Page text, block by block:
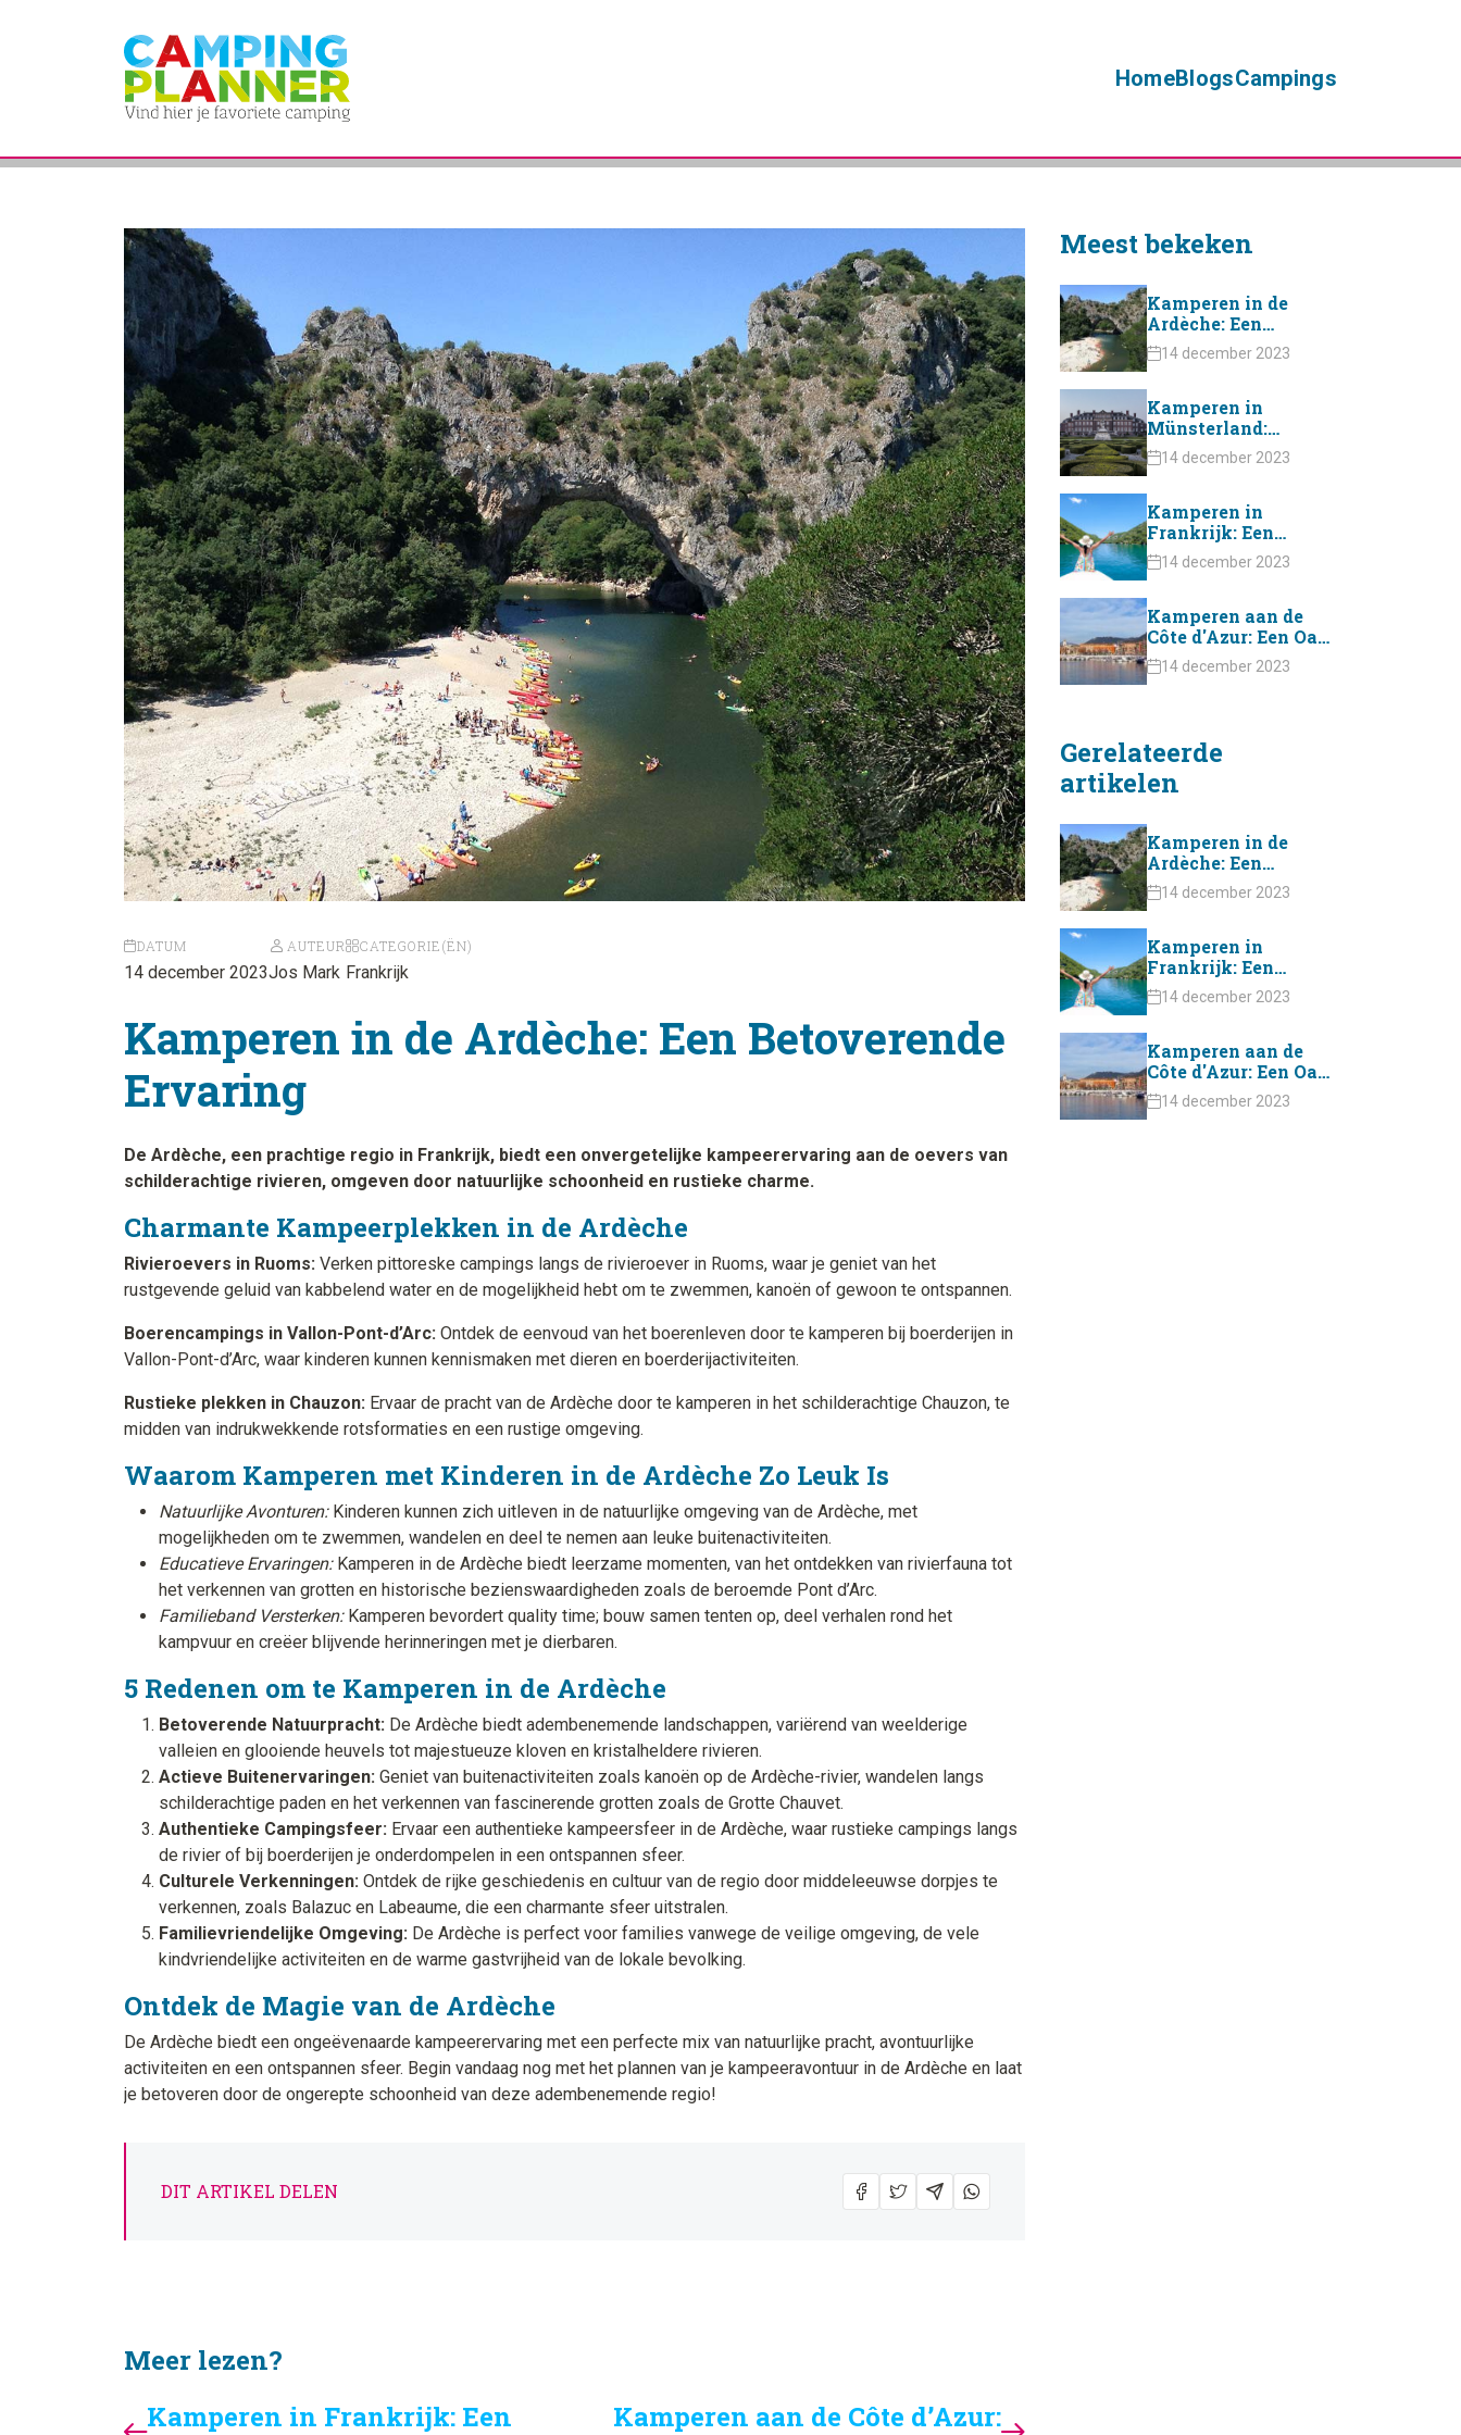
HomeBlogsCampings
DATUM
14 december 2023
AUTEUR
Jos Mark
CATEGORIE(ËN)
Frankrijk
Kamperen in de Ardèche: Een Betoverende
Ervaring
De Ardèche, een prachtige regio in Frankrijk, biedt een onvergetelijke kampeerervaring aan de oevers van
schilderachtige rivieren, omgeven door natuurlijke schoonheid en rustieke charme.
Charmante Kampeerplekken in de Ardèche
Rivieroevers in Ruoms: Verken pittoreske campings langs de rivieroever in Ruoms, waar je geniet van het
rustgevende geluid van kabbelend water en de mogelijkheid hebt om te zwemmen, kanoën of gewoon te ontspannen.
Boerencampings in Vallon-Pont-d’Arc: Ontdek de eenvoud van het boerenleven door te kamperen bij boerderijen in
Vallon-Pont-d’Arc, waar kinderen kunnen kennismaken met dieren en boerderijactiviteiten.
Rustieke plekken in Chauzon: Ervaar de pracht van de Ardèche door te kamperen in het schilderachtige Chauzon, te
midden van indrukwekkende rotsformaties en een rustige omgeving.
Waarom Kamperen met Kinderen in de Ardèche Zo Leuk Is
Natuurlijke Avonturen:Kinderen kunnen zich uitleven in de natuurlijke omgeving van de Ardèche, met
mogelijkheden om te zwemmen, wandelen en deel te nemen aan leuke buitenactiviteiten.
Educatieve Ervaringen:Kamperen in de Ardèche biedt leerzame momenten, van het ontdekken van rivierfauna tot
het verkennen van grotten en historische bezienswaardigheden zoals de beroemde Pont d’Arc.
Familieband Versterken:Kamperen bevordert quality time; bouw samen tenten op, deel verhalen rond het
kampvuur en creëer blijvende herinneringen met je dierbaren.
5 Redenen om te Kamperen in de Ardèche
Betoverende Natuurpracht: De Ardèche biedt adembenemende landschappen, variërend van weelderige
valleien en glooiende heuvels tot majestueuze kloven en kristalheldere rivieren.
Actieve Buitenervaringen: Geniet van buitenactiviteiten zoals kanoën op de Ardèche-rivier, wandelen langs
schilderachtige paden en het verkennen van fascinerende grotten zoals de Grotte Chauvet.
Authentieke Campingsfeer: Ervaar een authentieke kampeersfeer in de Ardèche, waar rustieke campings langs
de rivier of bij boerderijen je onderdompelen in een ontspannen sfeer.
Culturele Verkenningen: Ontdek de rijke geschiedenis en cultuur van de regio door middeleeuwse dorpjes te
verkennen, zoals Balazuc en Labeaume, die een charmante sfeer uitstralen.
Familievriendelijke Omgeving: De Ardèche is perfect voor families vanwege de veilige omgeving, de vele
kindvriendelijke activiteiten en de warme gastvrijheid van de lokale bevolking.
Ontdek de Magie van de Ardèche
De Ardèche biedt een ongeëvenaarde kampeerervaring met een perfecte mix van natuurlijke pracht, avontuurlijke
activiteiten en een ontspannen sfeer. Begin vandaag nog met het plannen van je kampeeravontuur in de Ardèche en laat
je betoveren door de ongerepte schoonheid van deze adembenemende regio!
DIT ARTIKEL DELEN
Meer lezen?
Kamperen in Frankrijk: Een
Kamperen aan de Côte d’Azur:
Meest bekeken
Kamperen in de
Ardèche: Een
Betoverende
Ervaring
14 december 2023
Kamperen in
Münsterland:
onontdekt pareltje
over de grens
14 december 2023
Kamperen in
Frankrijk: Een
Avontuurlijke
Ontdekking
14 december 2023
Kamperen aan de
Côte d'Azur: Een Oase
van Zon en Zee!
14 december 2023
Gerelateerde
artikelen
Kamperen in de
Ardèche: Een
Betoverende
Ervaring
14 december 2023
Kamperen in
Frankrijk: Een
Avontuurlijke
Ontdekking
14 december 2023
Kamperen aan de
Côte d'Azur: Een Oase
van Zon en Zee!
14 december 2023